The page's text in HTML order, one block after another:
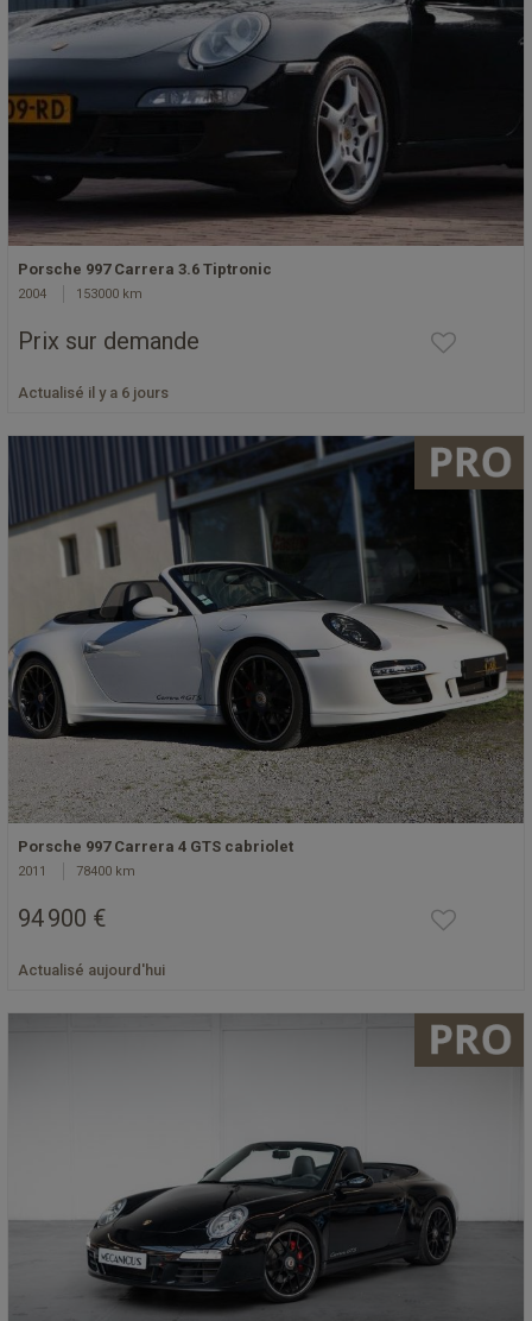
Porsche 997 Carrera 3.6 Tiptronic
2004 153000 km
Prix sur demande
Actualisé il y a 6 jours
Porsche 997 Carrera 4 GTS cabriolet
2011 78400 km
94 900 €
Actualisé aujourd'hui